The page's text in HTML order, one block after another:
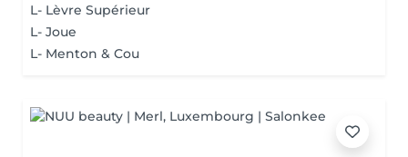
L- Lèvre Supérieur
L- Joue
L- Menton & Cou